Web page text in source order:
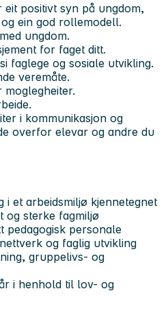
positivt syn på ungdom,
ein god rollemodell.
ungdom.
for faget ditt.
faglege og sosiale utvikling.
veremåte.
i kommunikasjon og
overfor elevar og andre du
i et arbeidsmiljø kjennetegnet
og sterke fagmiljø
pedagogisk personale
og faglig utvikling
gruppelivs- og
i henhold til lov- og